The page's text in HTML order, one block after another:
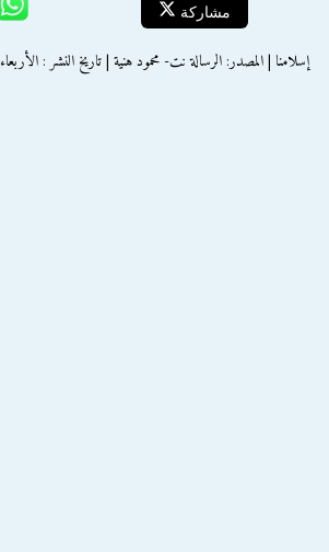
مشاركة
إسلامنا | المصدر: الرسالة نت- محمود هنية | تاريخ النشر : الأربعاء 28 اكتوبر 2015